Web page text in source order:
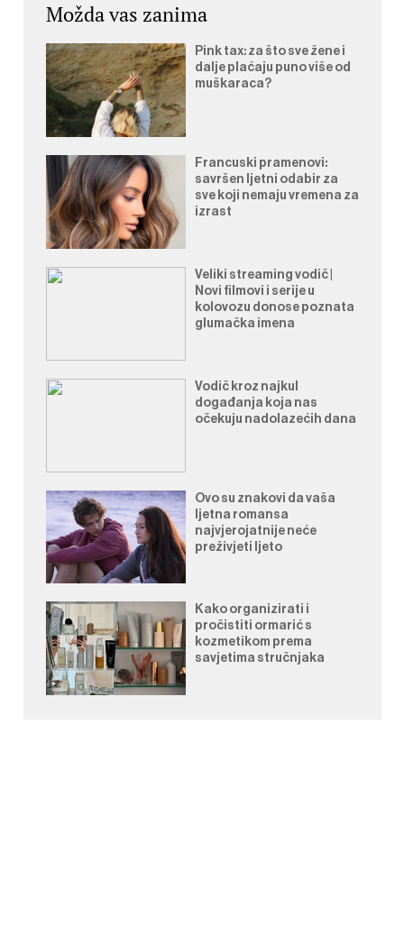
Možda vas zanima
Pink tax: za što sve žene i
dalje plaćaju puno više od
muškaraca?
Francuski pramenovi:
savršen ljetni odabir za
sve koji nemaju vremena za
izrast
Veliki streaming vodič |
Novi filmovi i serije u
kolovozu donose poznata
glumačka imena
Vodič kroz najkul
događanja koja nas
očekuju nadolazećih dana
Ovo su znakovi da vaša
ljetna romansa
najvjerojatnije neće
preživjeti ljeto
Kako organizirati i
pročistiti ormarić s
kozmetikom prema
savjetima stručnjaka